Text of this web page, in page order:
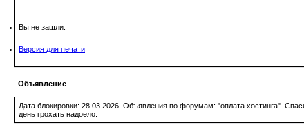
Вы не зашли.
Версия для печати
Объявление
Дата блокировки: 28.03.2026. Объявления по форумам: "оплата хостинга".
день грохать надоело.